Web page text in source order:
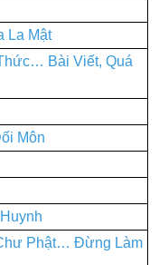
La Mật
Bài Viết, Quá
Môn
Phật… Đừng Làm